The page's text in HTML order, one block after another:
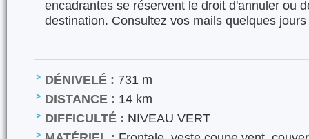
encadrantes se réservent le droit d'annuler ou
destination. Consultez vos mails quelques
DÉNIVELÉ : 731 m
DISTANCE : 14 km
DIFFICULTÉ : NIVEAU VERT